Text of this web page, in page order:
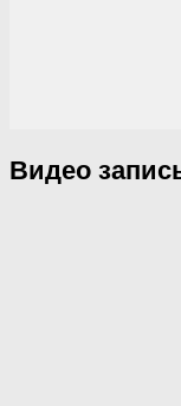
Видео